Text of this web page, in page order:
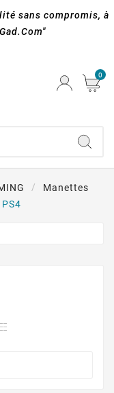
sans compromis, à
0
Manettes